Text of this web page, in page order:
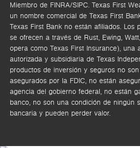
Miembro de FINRA/SIPC. Texas First
un nombre comercial de Texas First
Texas First Bank no están afiliados. Los
se ofrecen a través de Rust, Ewing,
opera como Texas First Insurance), una
autorizada y subsidiaria de Texas
productos de inversión y seguros no
asegurados por la FDIC, no están
agencia del gobierno federal, no están
banco, no son una condición de ningún
bancaria y pueden perder valor.